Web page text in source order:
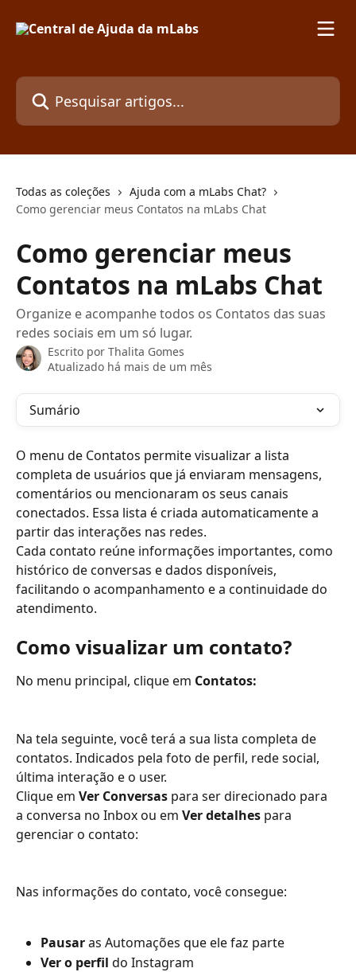
Pesquisar artigos...
Todas as coleções
Ajuda com a mLabs Chat?
Como gerenciar meus Contatos na mLabs Chat
Como gerenciar meus
Contatos na mLabs Chat
Organize e acompanhe todos os Contatos das suas
redes sociais em um só lugar.
Escrito por Thalita Gomes
Atualizado há mais de um mês
Sumário
O menu de Contatos permite visualizar a lista
completa de usuários que já enviaram mensagens,
comentários ou mencionaram os seus canais
conectados. Essa lista é criada automaticamente a
partir das interações nas redes.
Cada contato reúne informações importantes, como
histórico de conversas e dados disponíveis,
facilitando o acompanhamento e a continuidade do
atendimento.
Como visualizar um contato?
No menu principal, clique em Contatos:
Na tela seguinte, você terá a sua lista completa de
contatos. Indicados pela foto de perfil, rede social,
última interação e o user.
Clique em Ver Conversas para ser direcionado para
a conversa no Inbox ou em Ver detalhes para
gerenciar o contato:
Nas informações do contato, você consegue:
Pausar as Automações que ele faz parte
Ver o perfil do Instagram